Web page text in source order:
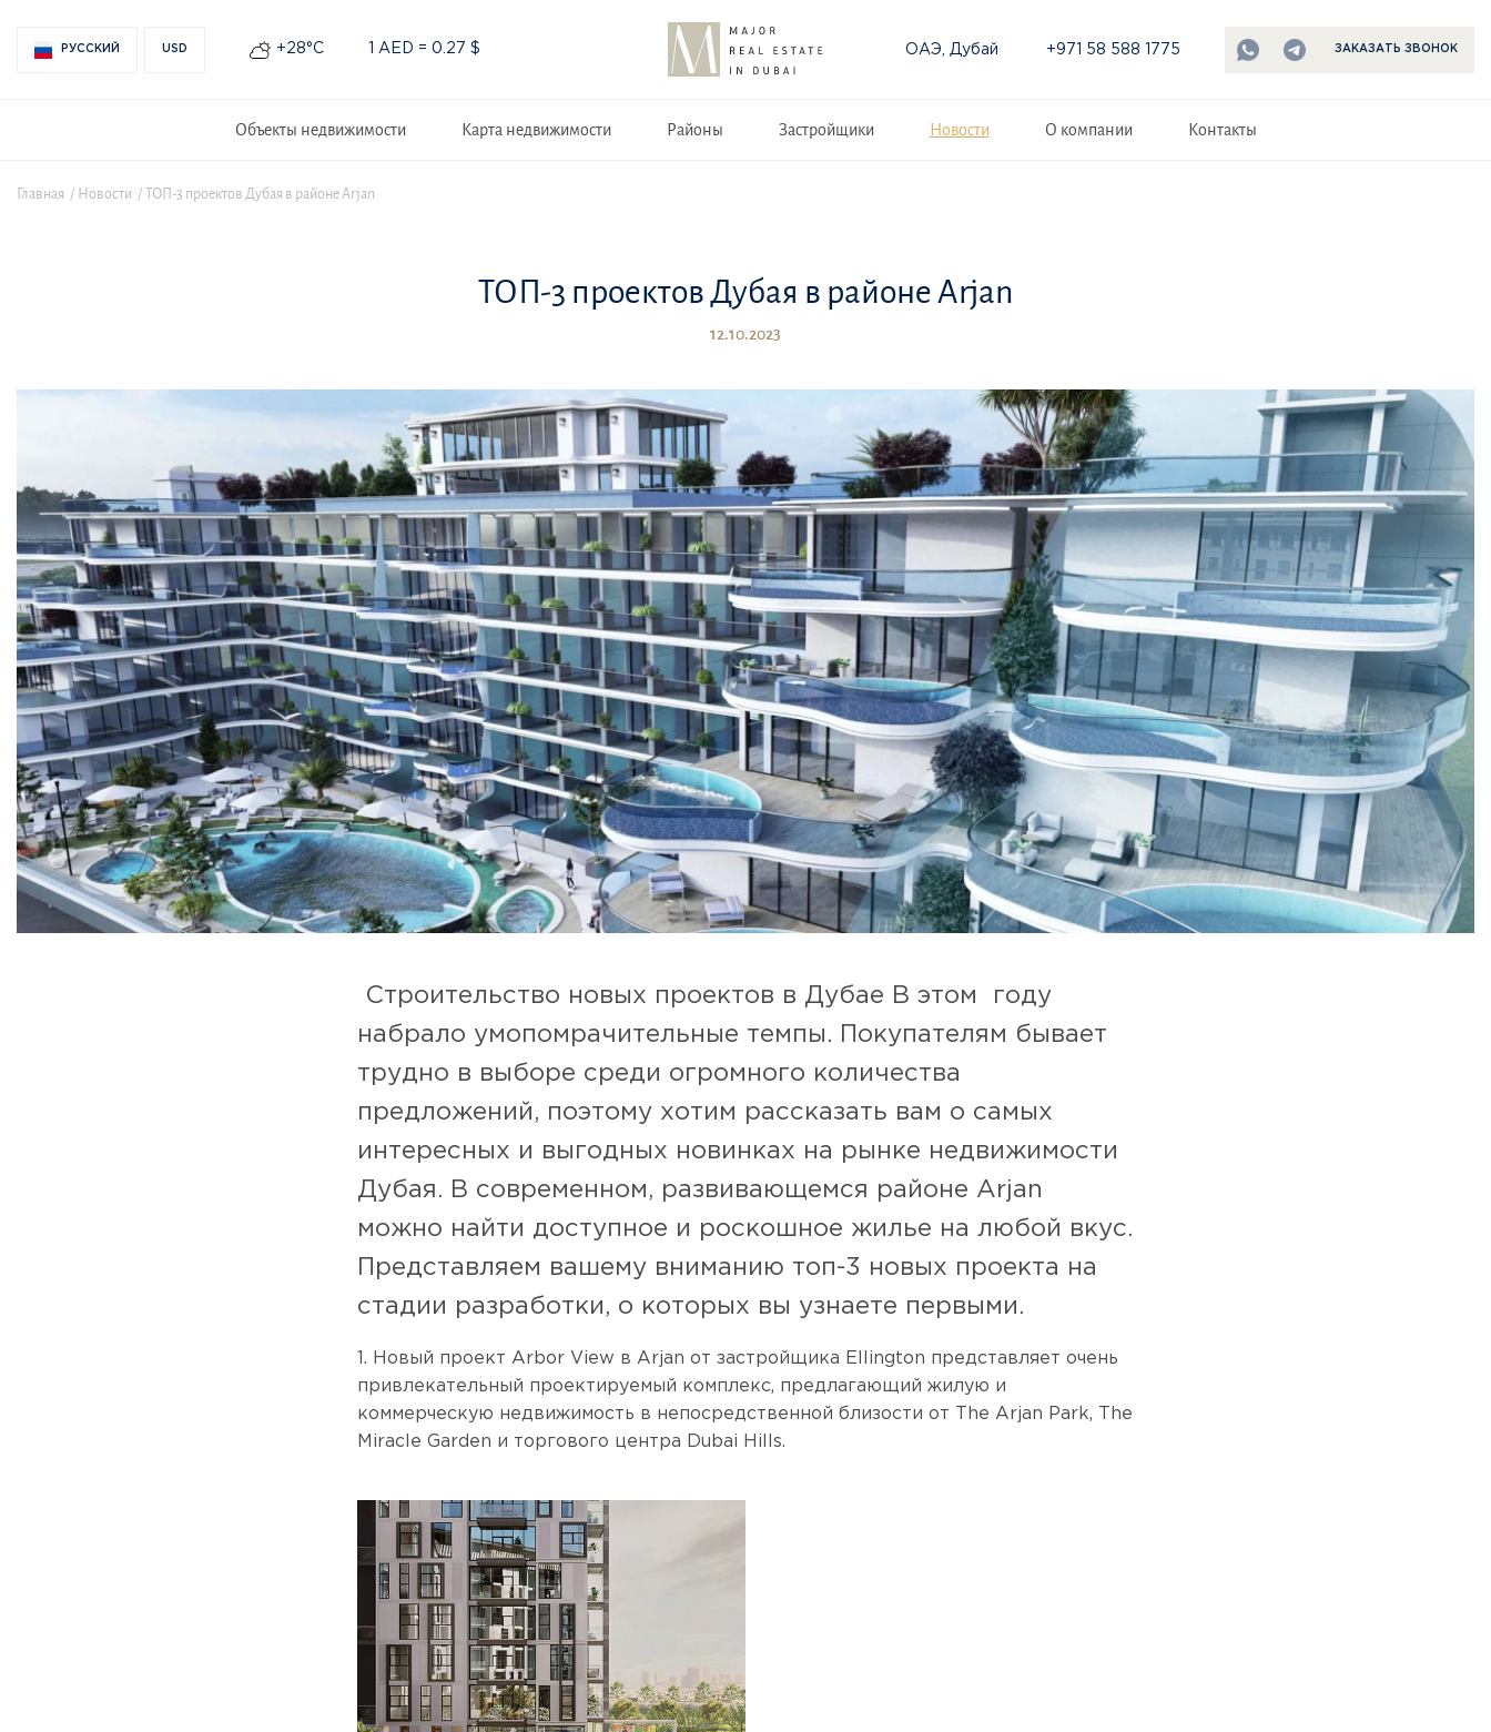
РУССКИЙ USD +28°С 1 AED = 0.27 $ ОАЭ, Дубай +971 58 588 1775 ЗАКАЗАТЬ ЗВОНОК
Объекты недвижимости Карта недвижимости Районы Застройщики Новости О компании Контакты
Главная Новости ТОП-3 проектов Дубая в районе Arjan
ТОП-3 проектов Дубая в районе Arjan
12.10.2023
Строительство новых проектов в Дубае В этом году
набрало умопомрачительные темпы. Покупателям бывает
трудно в выборе среди огромного количества
предложений, поэтому хотим рассказать вам о самых
интересных и выгодных новинках на рынке недвижимости
Дубая. В современном, развивающемся районе Arjan
можно найти доступное и роскошное жилье на любой вкус.
Представляем вашему вниманию топ-3 новых проекта на
стадии разработки, о которых вы узнаете первыми.
1. Новый проект Arbor View в Arjan от застройщика Ellington представляет очень
привлекательный проектируемый комплекс, предлагающий жилую и
коммерческую недвижимость в непосредственной близости от The Arjan Park, The
Miracle Garden и торгового центра Dubai Hills.